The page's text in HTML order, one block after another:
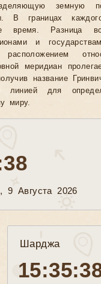
земную
В границах
время. Разница
и
расположением
меридиан
название
линией для
миру.
9 Августа 2026
Шарджа